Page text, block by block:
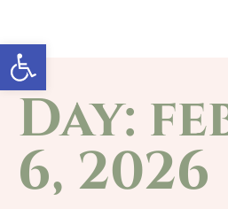
Eszköztár megnyitása
Day:
6, 2026